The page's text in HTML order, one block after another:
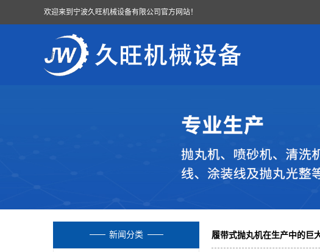
欢迎来到宁波久旺机械设备有限公司官方网站！
新闻分类 履带式抛丸机在生产中的巨